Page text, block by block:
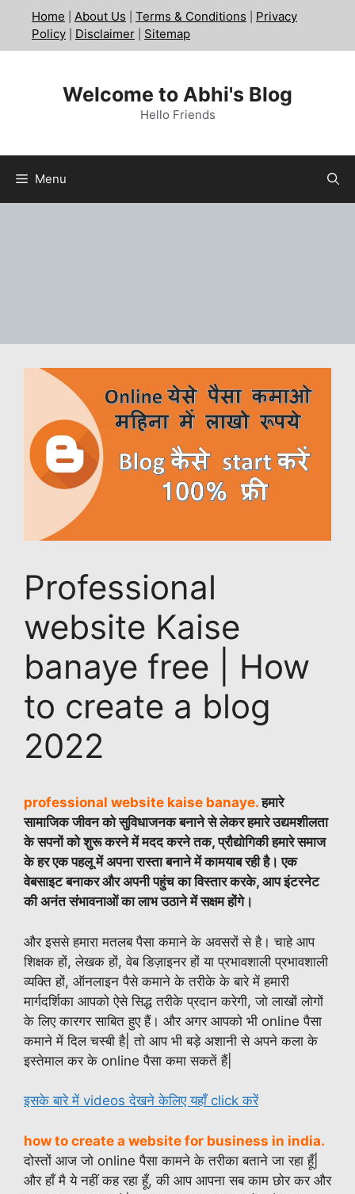
content
Home About Us Terms & Conditions
Privacy
Policy
Disclaimer Sitemap
Welcome to Abhi's Blog
Hello Friends
Menu
Professional
website Kaise
banaye free | How
to create a blog
2022
professional website kaise banaye.हमारे
सामाजिक जीवन को सुविधाजनक बनाने से लेकर हमारे उद्यमशीलता
के सपनों को शुरू करने में मदद करने तक, प्रौद्योगिकी हमारे समाज
के हर एक पहलू में अपना रास्ता बनाने में कामयाब रही है। एक
वेबसाइट बनाकर और अपनी पहुंच का विस्तार करके, आप इंटरनेट
की अनंत संभावनाओं का लाभ उठाने में सक्षम होंगे।
और इससे हमारा मतलब पैसा कमाने के अवसरों से है। चाहे आप
शिक्षक हों, लेखक हों, वेब डिज़ाइनर हों या प्रभावशाली प्रभावशाली
व्यक्ति हों, ऑनलाइन पैसे कमाने के तरीके के बारे में हमारी
मार्गदर्शिका आपको ऐसे सिद्ध तरीके प्रदान करेगी, जो लाखों लोगों
के लिए कारगर साबित हुए हैं। और अगर आपको भी online पैसा
कमाने में दिल चस्बी है| तो आप भी बड़े अशानी से अपने कला के
इस्तेमाल कर के online पैसा कमा सकतें हैं|
इसके बारे में videos देखने केलिए यहाँ click करें
how to create a website for business in india.
दोस्तों आज जो online पैसा कामने के तरीका बताने जा रहा हूँ|
और हाँ मै ये नहीं कह रहा हूँ, की आप आपना सब काम छोर कर और